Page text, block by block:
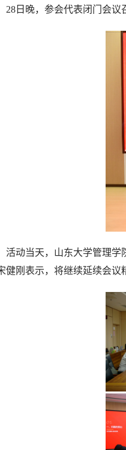
28日晚，参会代表闭门会议
活动当天，山东大学管理学
健刚表示，将继续延续会议